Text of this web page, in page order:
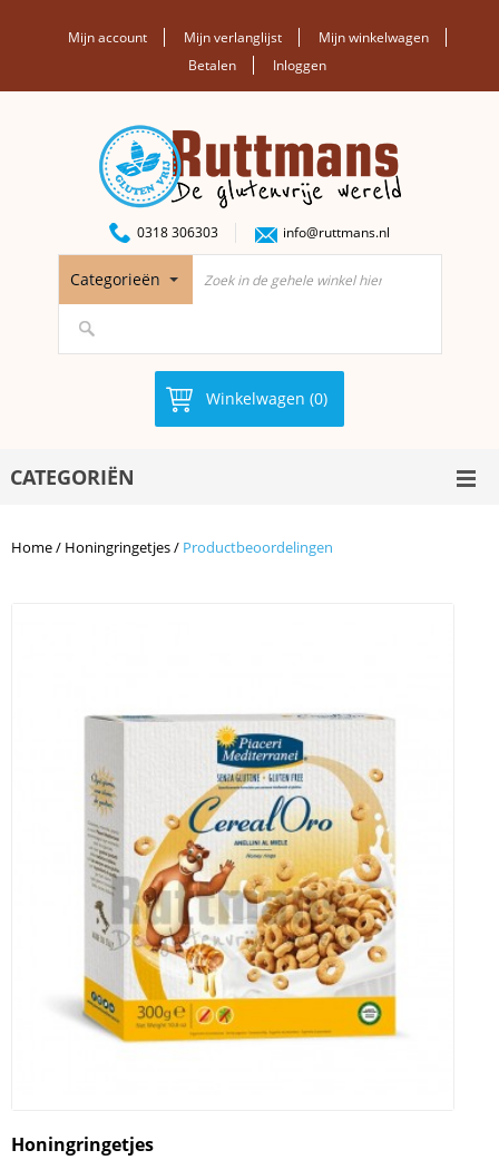
Mijn account Mijn verlanglijst
Mijn winkelwagen
Betalen
Inloggen
0318 306303 info@ruttmans.nl
Categorieën
Winkelwagen (0)
CATEGORIËN
Home/ Honingringetjes/ Productbeoordelingen
Honingringetjes